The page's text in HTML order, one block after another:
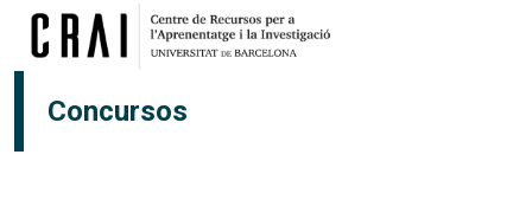
Vés al contingut
Concursos